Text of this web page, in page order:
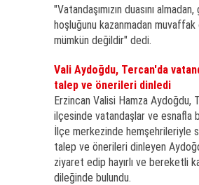
"Vatandaşımızın duasını almadan,
hoşluğunu kazanmadan muvaffak
mümkün değildir" dedi.
Vali Aydoğdu, Tercan'da
talep ve önerileri dinledi
Erzincan Valisi Hamza Aydoğdu,
ilçesinde vatandaşlar ve esnafla
İlçe merkezinde hemşehrileriyle
talep ve önerileri dinleyen
ziyaret edip hayırlı ve bereketli
dileğinde bulundu.